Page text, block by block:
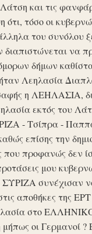
και τις
τόσο οι
του συνόλου
να
δήμων
ήταν Λεηλασία
η ΛΕΗΛΑΣΙΑ,
εκτός του
- Τσίπρα -
επίσης την
που προφανώς δεν
μου
ΣΥΡΙΖΑ συνέχισαν
αποθήκες της
στο
οι Γερμανοί ?